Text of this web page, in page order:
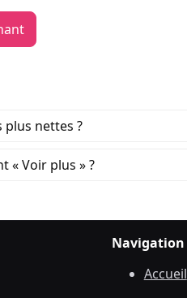
nettes ?
« Voir plus » ?
Navigation
Accueil